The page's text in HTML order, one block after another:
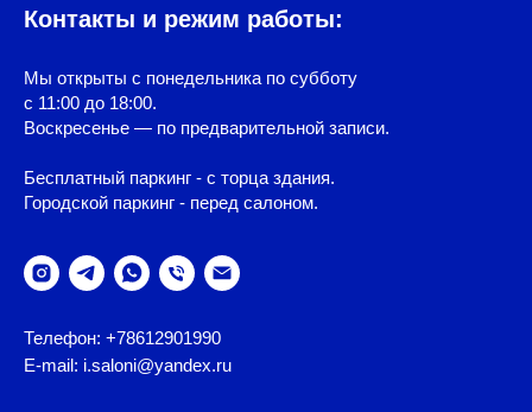
Контакты и режим работы:
Мы открыты с понедельника по субботу
с 11:00 до 18:00.
Воскресенье — по предварительной записи.
Бесплатный паркинг - с торца здания.
Городской паркинг - перед салоном.
Телефон: +78612901990
E-mail: i.saloni@yandex.ru